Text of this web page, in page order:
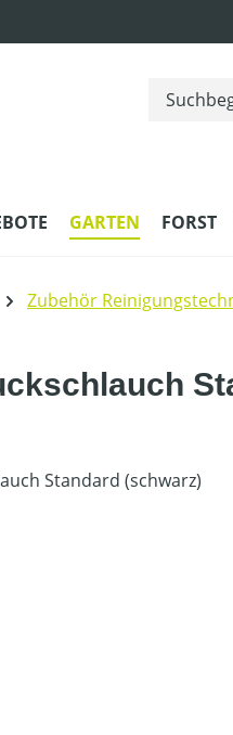
GARTEN FORST
Zubehör